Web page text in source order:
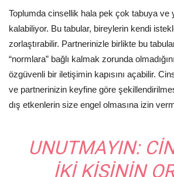
Toplumda cinsellik hala pek çok tabuya ve
kalabiliyor. Bu tabular, bireylerin kendi
zorlaştırabilir. Partnerinizle birlikte bu
“normlara” bağlı kalmak zorunda
özgüvenli bir iletişimin kapısını açabilir.
ve partnerinizin keyfine göre
dış etkenlerin size engel olmasına izin
UNUTMAYIN:
IKI KIŞININ